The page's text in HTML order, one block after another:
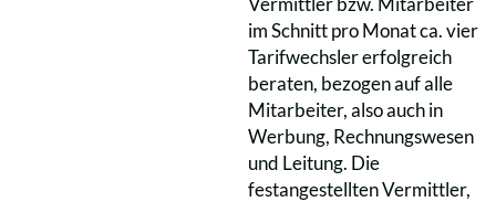
im Schnitt pro Monat ca. vier
Tarifwechsler erfolgreich
beraten, bezogen auf alle
Mitarbeiter, also auch in
Werbung, Rechnungswesen
und Leitung. Die
festangestellten Vermittler,